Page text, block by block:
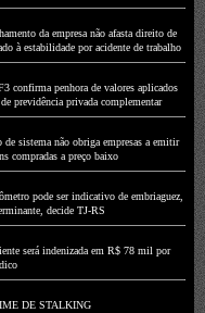
da empresa não afasta direito de
à estabilidade por acidente de trabalho
confirma penhora de valores aplicados
previdência privada complementar
de sistema não obriga empresas a emitir
compradas a preço baixo
pode ser indicativo de embriaguez,
decide TJ-RS
será indenizada em R$ 78 mil por
DE STALKING